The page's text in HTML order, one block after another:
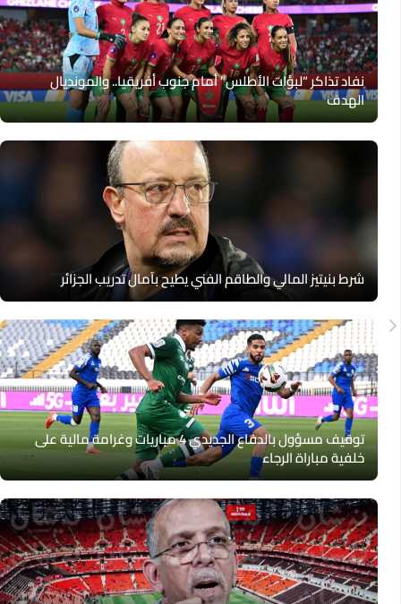
نفاد تذاكر “لبؤات الأطلس” أمام جنوب أفريقيا.. والمونديال
الهدف
شرط بنيتيز المالي والطاقم الفني يطيح بآمال تدريب الجزائر
توقيف مسؤول بالدفاع الجديدي 4 مباريات وغرامة مالية على
خلفية مباراة الرجاء